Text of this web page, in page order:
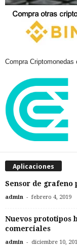
Compra Criptomonedas
Aplicaciones
Sensor de
admin - febrero 4, 2019
Nuevos prototipos
comerciales
admin - diciembre 10,